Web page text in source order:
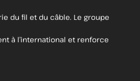
du fil et du câble. Le groupe
à l’international et renforce